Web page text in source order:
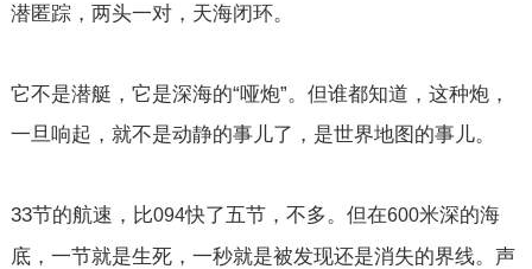
潜匿踪，两头一对，天海闭环。
它不是潜艇，它是深海的“哑炮”。但谁都知道，这种炮，
一旦响起，就不是动静的事儿了，是世界地图的事儿。
33节的航速，比094快了五节，不多。但在600米深的海
底，一节就是生死，一秒就是被发现还是消失的界线。声